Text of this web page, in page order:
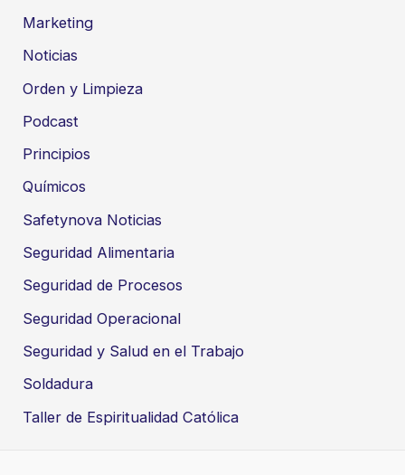
Marketing
Noticias
Orden y Limpieza
Podcast
Principios
Químicos
Safetynova Noticias
Seguridad Alimentaria
Seguridad de Procesos
Seguridad Operacional
Seguridad y Salud en el Trabajo
Soldadura
Taller de Espiritualidad Católica